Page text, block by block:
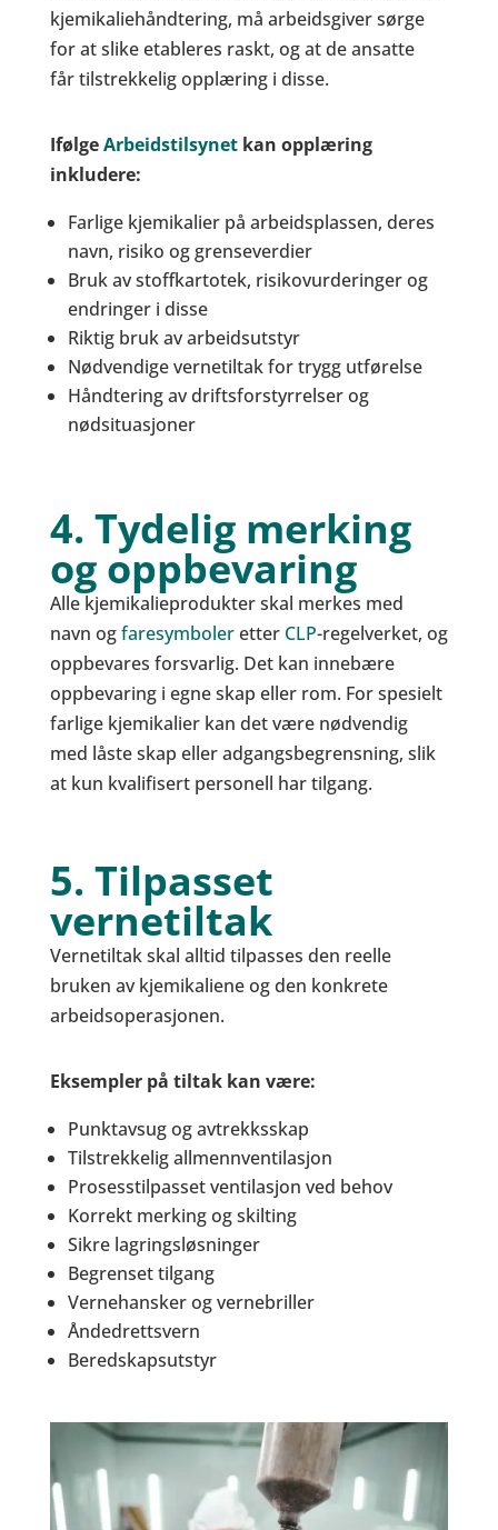
kjemikaliehåndtering, må arbeidsgiver sørge
for at slike etableres raskt, og at de ansatte
får tilstrekkelig opplæring i disse.
IfølgeArbeidstilsynetkan opplæring
inkludere:
Farlige kjemikalier på arbeidsplassen, deres
navn, risiko og grenseverdier
Bruk av stoffkartotek, risikovurderinger og
endringer i disse
Riktig bruk av arbeidsutstyr
Nødvendige vernetiltak for trygg utførelse
Håndtering av driftsforstyrrelser og
nødsituasjoner
4. Tydelig merking
og oppbevaring
Alle kjemikalieprodukter skal merkes med
navn ogfaresymboleretter CLP-regelverket, og
oppbevares forsvarlig. Det kan innebære
oppbevaring i egne skap eller rom. For spesielt
farlige kjemikalier kan det være nødvendig
med låste skap eller adgangsbegrensning, slik
at kun kvalifisert personell har tilgang.
5. Tilpasset
vernetiltak
Vernetiltak skal alltid tilpasses den reelle
bruken av kjemikaliene og den konkrete
arbeidsoperasjonen.
Eksempler på tiltak kan være:
Punktavsug og avtrekksskap
Tilstrekkelig allmennventilasjon
Prosesstilpasset ventilasjon ved behov
Korrekt merking og skilting
Sikre lagringsløsninger
Begrenset tilgang
Vernehansker og vernebriller
Åndedrettsvern
Beredskapsutstyr